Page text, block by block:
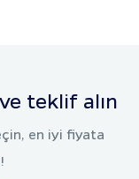
teklif alın
en iyi fiyata